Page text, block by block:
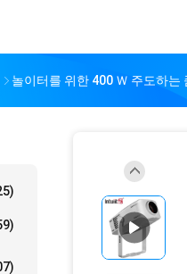
놀이터를 위한 400 Ｗ 주도하는